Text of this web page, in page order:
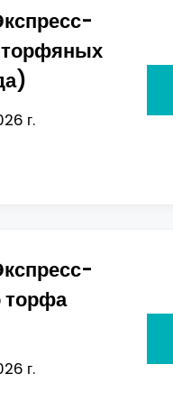
г.
торфа
г.